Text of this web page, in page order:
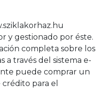
y gestionado por éste.
completa sobre los
a través del sistema e-
puede comprar un
para el